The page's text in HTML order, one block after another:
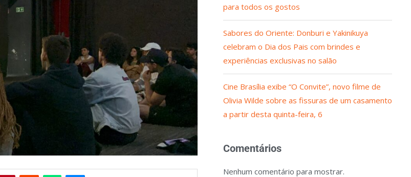
para todos os gostos
Sabores do Oriente: Donburi e Yakinikuya
celebram o Dia dos Pais com brindes e
experiências exclusivas no salão
Cine Brasília exibe “O Convite”, novo filme de
Olivia Wilde sobre as fissuras de um casamento
a partir desta quinta-feira, 6
Comentários
Nenhum comentário para mostrar.